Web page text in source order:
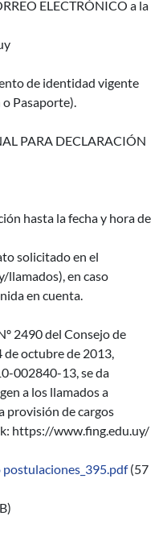
ELECTRÓNICO a la
de identidad vigente
o Pasaporte).
PARA DECLARACIÓN
hasta la fecha y hora de
solicitado en el
llamados), en caso
en cuenta.
2490 del Consejo de
de octubre de 2013,
002840-13, se da
a los llamados a
provisión de cargos
https://www.fing.edu.uy/
(57